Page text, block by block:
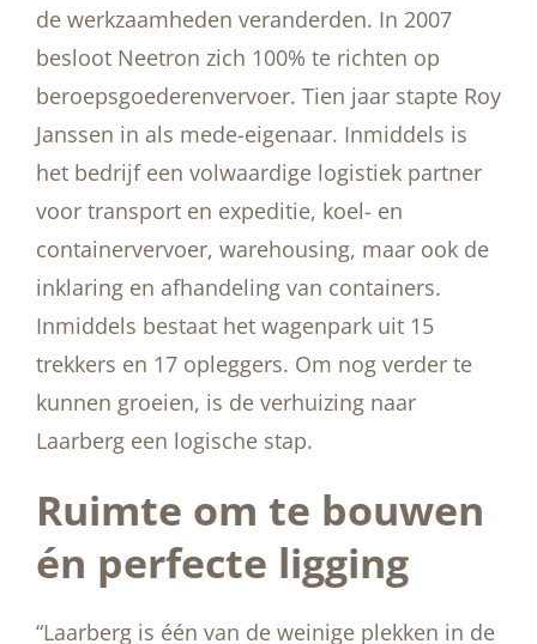
de werkzaamheden veranderden. In 2007
besloot Neetron zich 100% te richten op
beroepsgoederenvervoer. Tien jaar stapte Roy
Janssen in als mede-eigenaar. Inmiddels is
het bedrijf een volwaardige logistiek partner
voor transport en expeditie, koel- en
containervervoer, warehousing, maar ook de
inklaring en afhandeling van containers.
Inmiddels bestaat het wagenpark uit 15
trekkers en 17 opleggers. Om nog verder te
kunnen groeien, is de verhuizing naar
Laarberg een logische stap.
Ruimte om te bouwen
én perfecte ligging
“Laarberg is één van de weinige plekken in de